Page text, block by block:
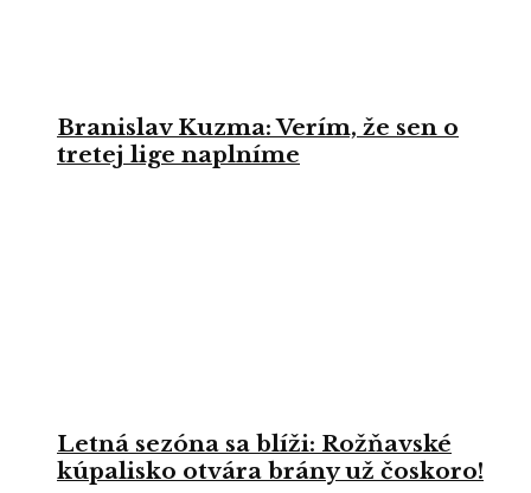
Branislav Kuzma: Verím, že sen o
tretej lige naplníme
Letná sezóna sa blíži: Rožňavské
kúpalisko otvára brány už čoskoro!